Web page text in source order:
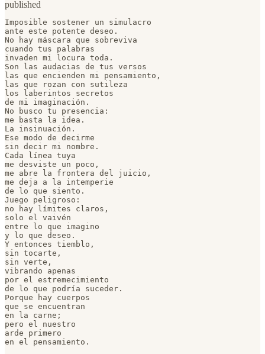
published
Imposible sostener un simulacro
ante este potente deseo.
No hay máscara que sobreviva
cuando tus palabras
invaden mi locura toda.
Son las audacias de tus versos
las que encienden mi pensamiento,
las que rozan con sutileza
los laberintos secretos
de mi imaginación.
No busco tu presencia:
me basta la idea.
La insinuación.
Ese modo de decirme
sin decir mi nombre.
Cada línea tuya
me desviste un poco,
me abre la frontera del juicio,
me deja a la intemperie
de lo que siento.
Juego peligroso:
no hay límites claros,
solo el vaivén
entre lo que imagino
y lo que deseo.
Y entonces tiemblo,
sin tocarte,
sin verte,
vibrando apenas
por el estremecimiento
de lo que podría suceder.
Porque hay cuerpos
que se encuentran
en la carne;
pero el nuestro
arde primero
en el pensamiento.